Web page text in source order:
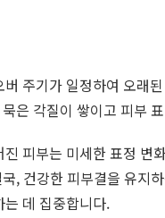
주기가 일정하여 오
은 각질이 쌓이고 피부
피부는 미세한 표정
, 건강한 피부결을 유
데 집중합니다.